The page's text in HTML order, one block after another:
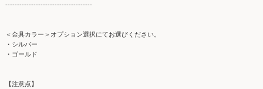
-------------------------------------
＜金具カラー＞オプション選択にてお選びください。
・シルバー
・ゴールド
【注意点】